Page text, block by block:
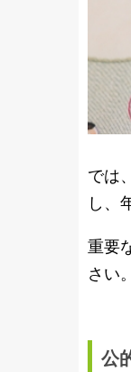
では
し、
重要
さい。
公